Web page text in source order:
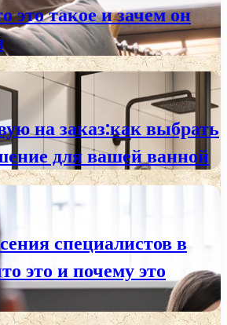
это такое и зачем он
на заказ:как выбрать
для вашей ванной
специалистов в
это и почему это